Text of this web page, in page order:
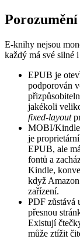
E‑knihy nejsou
každý má své silné
EPUB je
podporován
jakékoli
fixed‑layout
MOBI/Kindle
je
EPUB, ale
fontů a
Kindle,
když
zařízení.
PDF zůstává
přesnou
Existují
může ztížit